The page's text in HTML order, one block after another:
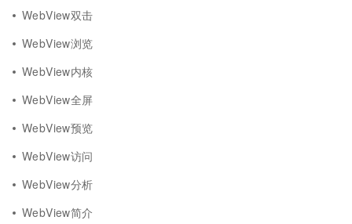
WebView双击
WebView浏览
WebView内核
WebView全屏
WebView预览
WebView访问
WebView分析
WebView简介